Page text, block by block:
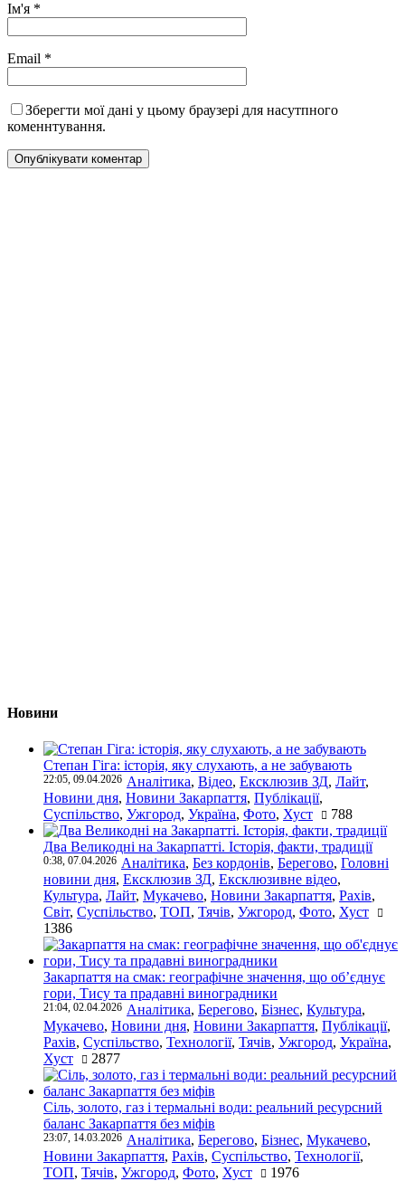
Ім'я *
Email *
Зберегти мої дані у цьому браузері для насутпного
коменнтування.
Новини
Степан Гіга: історія, яку слухають, а не забувають
22:05, 09.04.2026 Аналітика, Відео, Ексклюзив ЗД, Лайт,
Новини дня, Новини Закарпаття, Публікації,
Суспільство, Ужгород, Україна, Фото, Хуст 788
Два Великодні на Закарпатті. Історія, факти, традиції
0:38, 07.04.2026 Аналітика, Без кордонів, Берегово, Головні
новини дня, Ексклюзив ЗД, Ексклюзивне відео,
Культура, Лайт, Мукачево, Новини Закарпаття, Рахів,
Світ, Суспільство, ТОП, Тячів, Ужгород, Фото, Хуст
1386
Закарпаття на смак: географічне значення, що об’єднує
гори, Тису та прадавні виноградники
21:04, 02.04.2026 Аналітика, Берегово, Бізнес, Культура,
Мукачево, Новини дня, Новини Закарпаття, Публікації,
Рахів, Суспільство, Технології, Тячів, Ужгород, Україна,
Хуст
2877
Сіль, золото, газ і термальні води: реальний ресурсний
баланс Закарпаття без міфів
23:07, 14.03.2026 Аналітика, Берегово, Бізнес, Мукачево,
Новини Закарпаття, Рахів, Суспільство, Технології,
ТОП, Тячів, Ужгород, Фото, Хуст 1976